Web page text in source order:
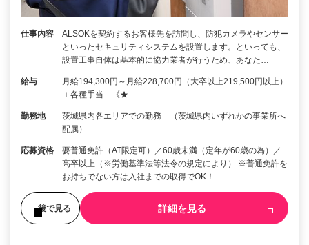
仕事内容
ALSOKを契約するお客様先を訪問し、防犯カメラやセンサー
といったセキュリティシステムを設置します。といっても、
設置工事自体は基本的に協力業者が行うため、あなた…
給与
月給194,300円～月給228,700円（大卒以上219,500円以上）
＋各種手当 《★…
勤務地
茨城県内各エリアでの勤務 （茨城県内いずれかの事業所へ
配属）
応募資格
要普通免許（AT限定可）／60歳未満（定年が60歳の為）／
高卒以上（※労働基準法等法令の規定により） ※普通免許を
お持ちでない方は入社までの取得でOK！
後で見る 詳細を見る